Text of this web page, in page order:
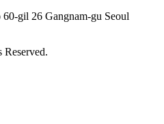
gil 26 Gangnam-gu Seoul